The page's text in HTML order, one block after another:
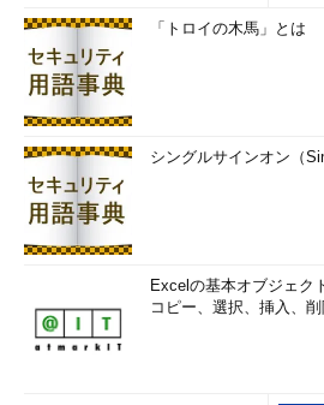
「トロイの木馬」とは
シングルサインオン（
Excelの基本オブジェク
コピー、選択、挿入、